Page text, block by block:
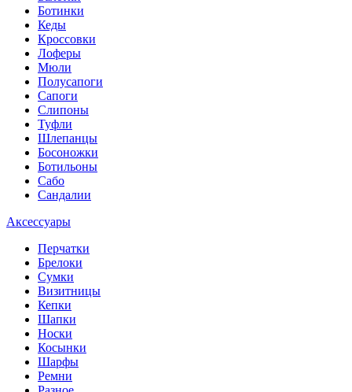
Ботинки
Кеды
Кроссовки
Лоферы
Мюли
Полусапоги
Сапоги
Слипоны
Туфли
Шлепанцы
Босоножки
Ботильоны
Сабо
Сандалии
Аксессуары
Перчатки
Брелоки
Сумки
Визитницы
Кепки
Шапки
Носки
Косынки
Шарфы
Ремни